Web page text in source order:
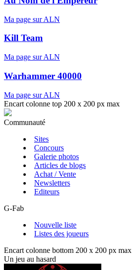
Ma page sur ALN
Kill Team
Ma page sur ALN
Warhammer 40000
Ma page sur ALN
Encart colonne top 200 x 200 px max
Communauté
Sites
Concours
Galerie photos
Articles de blogs
Achat / Vente
Newsletters
Editeurs
G-Fab
Nouvelle liste
Listes des joueurs
Encart colonne bottom 200 x 200 px max
Un jeu au hasard